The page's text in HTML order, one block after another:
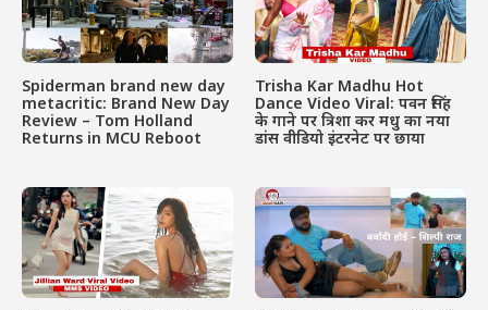
Spiderman brand new day
metacritic: Brand New Day
Review – Tom Holland
Returns in MCU Reboot
Trisha Kar Madhu Hot
Dance Video Viral: पवन सिंह
के गाने पर त्रिशा कर मधु का नया
डांस वीडियो इंटरनेट पर छाया